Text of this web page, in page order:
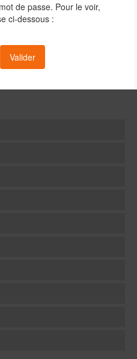
de passe. Pour le voir,
ci-dessous :